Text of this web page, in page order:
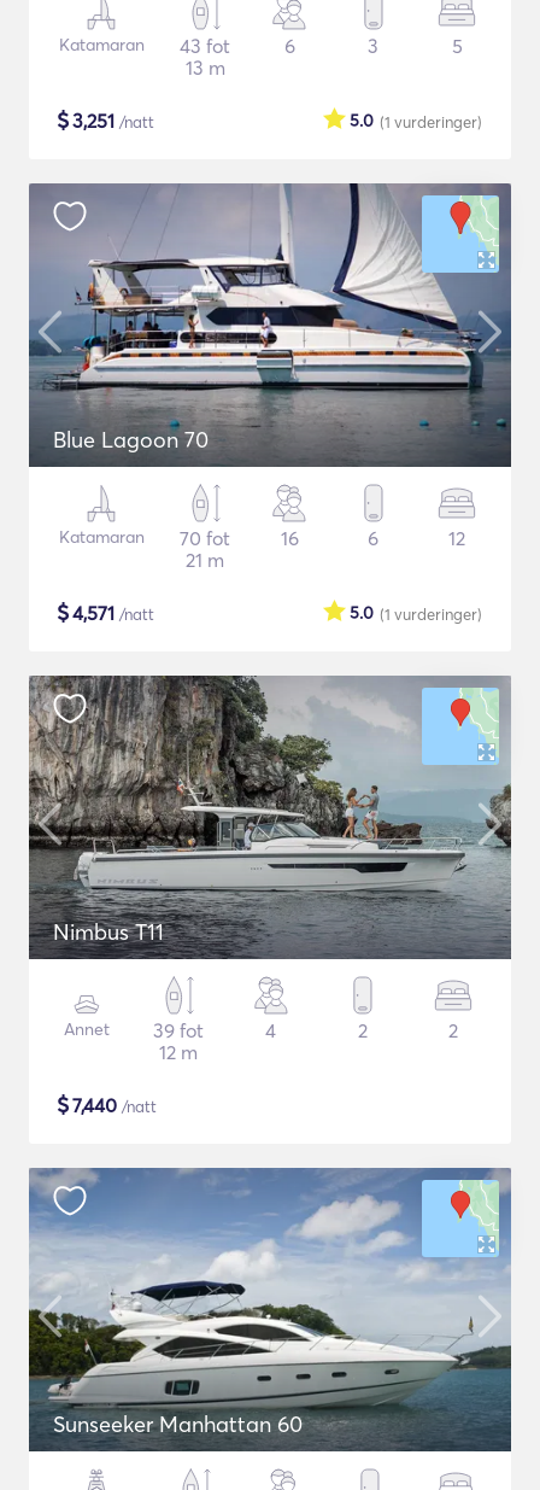
Katamaran
43 fot
13 m
6 3 5
$3,251 /natt (1 vurderinger)
5.0
Blue Lagoon 70
Katamaran
70 fot
21 m
16 6 12
$4,571 /natt (1 vurderinger)
5.0
Nimbus T11
Annet
39 fot
12 m
4 2 2
$7,440 /natt
Sunseeker Manhattan 60